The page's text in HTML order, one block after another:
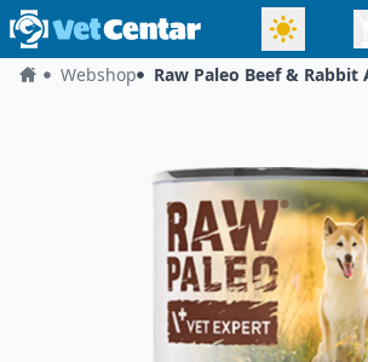
Webshop Raw Paleo Beef & Rabbit